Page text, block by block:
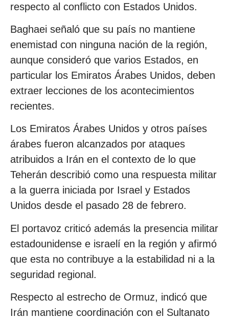
respecto al conflicto con Estados Unidos.
Baghaei señaló que su país no mantiene
enemistad con ninguna nación de la región,
aunque consideró que varios Estados, en
particular los Emiratos Árabes Unidos, deben
extraer lecciones de los acontecimientos
recientes.
Los Emiratos Árabes Unidos y otros países
árabes fueron alcanzados por ataques
atribuidos a Irán en el contexto de lo que
Teherán describió como una respuesta militar
a la guerra iniciada por Israel y Estados
Unidos desde el pasado 28 de febrero.
El portavoz criticó además la presencia militar
estadounidense e israelí en la región y afirmó
que esta no contribuye a la estabilidad ni a la
seguridad regional.
Respecto al estrecho de Ormuz, indicó que
Irán mantiene coordinación con el Sultanato